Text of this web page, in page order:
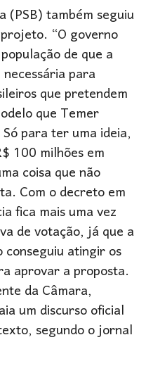
(PSB) também seguiu
“O governo
de que a
para
que pretendem
que Temer
para ter uma ideia,
100 milhões em
coisa que não
Com o decreto em
fica mais uma vez
de votação, já que a
atingir os
aprovar a proposta.
da Câmara,
um discurso oficial
segundo o jornal